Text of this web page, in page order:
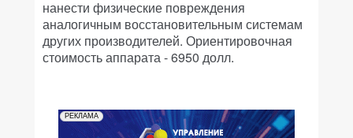
нанести физические повреждения
аналогичным восстановительным системам
других производителей. Ориентировочная
стоимость аппарата - 6950 долл.
РЕКЛАМА